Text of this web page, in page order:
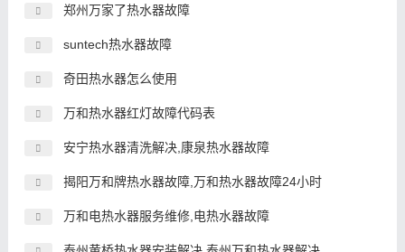
郑州万家了热水器故障
suntech热水器故障
奇田热水器怎么使用
万和热水器红灯故障代码表
安宁热水器清洗解决,康泉热水器故障
揭阳万和牌热水器故障,万和热水器故障24小时
万和电热水器服务维修,电热水器故障